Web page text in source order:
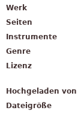
Werk
Seiten
Instrumente
Genre
Lizenz
Hochgeladen von
Dateigröße